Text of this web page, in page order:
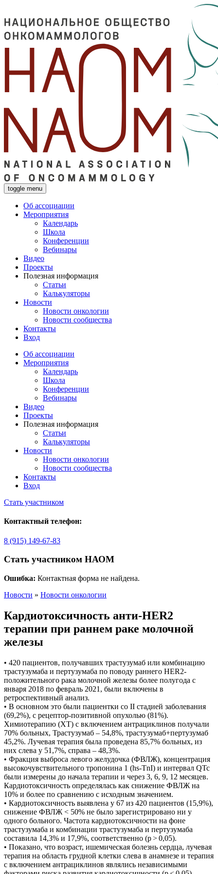
toggle menu
Об ассоциации
Мероприятия
Календарь
Школа
Конференции
Вебинары
Видео
Проекты
Полезная информация
Статьи
Калькуляторы
Новости
Новости онкологии
Новости сообщества
Контакты
Вход
Об ассоциации
Мероприятия
Календарь
Школа
Конференции
Вебинары
Видео
Проекты
Полезная информация
Статьи
Калькуляторы
Новости
Новости онкологии
Новости сообщества
Контакты
Вход
Стать участником
Контактный телефон:
8 (915) 149-67-83
Стать участником НАОМ
Ошибка: Контактная форма не найдена.
Новости » Новости онкологии
Кардиотоксичность анти-HER2
терапии при раннем раке молочной
железы
• 420 пациентов, получавших трастузумаб или комбинацию
трастузумаба и пертузумаба по поводу раннего HER2-
положительного рака молочной железы более полугода с
января 2018 по февраль 2021, были включены в
ретроспективный анализ.
• В основном это были пациентки со II стадией заболевания
(69,2%), с рецептор-позитивной опухолью (81%).
Химиотерапию (ХТ) с включением антрациклинов получали
70% больных, Трастузумаб – 54,8%, трастузумаб+пертузумаб
45,2%. Лучевая терапия была проведена 85,7% больных, из
них слева у 51,7%, справа – 48,3%.
• Фракция выброса левого желудочка (ФВЛЖ), концентрация
высокочувствительного тропонина 1 (hs-TnI) и интервал QTc
были измерены до начала терапии и через 3, 6, 9, 12 месяцев.
Кардиотоксичность определялась как снижение ФВЛЖ на
10% и более по сравнению с исходным значением.
• Кардиотоксичность выявлена у 67 из 420 пациентов (15,9%),
снижение ФВЛЖ < 50% не было зарегистрировано ни у
одного больного. Частота кардиотоксичности на фоне
трастузумаба и комбинации трастузумаба и пертузумаба
составила 14,3% и 17,9%, соответственно (p > 0,05).
• Показано, что возраст, ишемическая болезнь сердца, лучевая
терапия на область грудной клетки слева в анамнезе и терапия
с включением антрациклинов являлись независимыми